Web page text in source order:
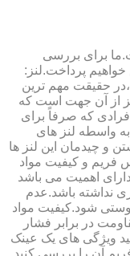
برای بررسی
پرداخت.لنز:
حقیقت مهم ترین
از آن جهت است که
که صرفاً برای
واسطه لنز های
و چیدمان این لنز ها
و کیفیت مواد
اهمیت می باشد
نداشته باشد.عدم
شود.کیفیت مواد
در برابر فشار
ویژگی های یک عینک